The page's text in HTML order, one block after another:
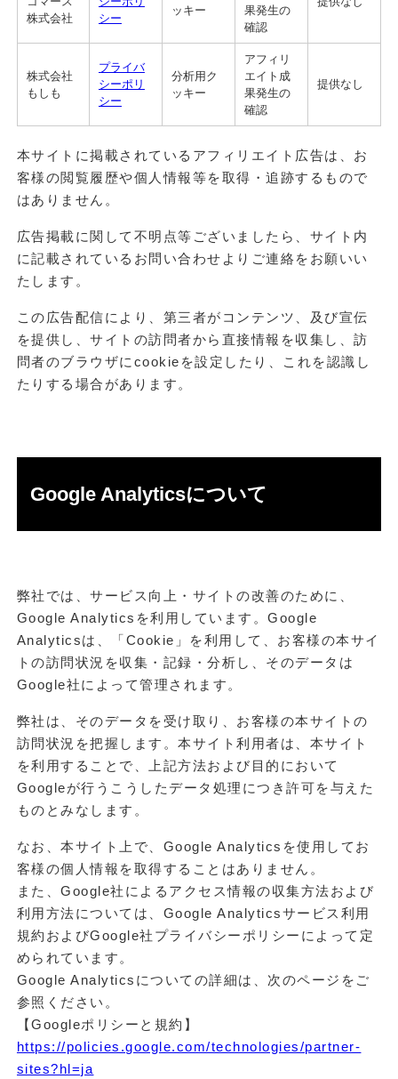
株式会社
シー
ッキー
果発生の
確認
株式会社
もしも
プライバ
シーポリ
シー
分析用ク
ッキー
アフィリ
エイト成
果発生の
確認
提供なし
本サイトに掲載されているアフィリエイト広告は、お
客様の閲覧履歴や個人情報等を取得・追跡するもので
はありません。
広告掲載に関して不明点等ございましたら、サイト内
に記載されているお問い合わせよりご連絡をお願いい
たします。
この広告配信により、第三者がコンテンツ、及び宣伝
を提供し、サイトの訪問者から直接情報を収集し、訪
問者のブラウザにcookieを設定したり、これを認識し
たりする場合があります。
Google Analyticsについて
弊社では、サービス向上・サイトの改善のために、
Google Analyticsを利用しています。Google
Analyticsは、「Cookie」を利用して、お客様の本サイ
トの訪問状況を収集・記録・分析し、そのデータは
Google社によって管理されます。
弊社は、そのデータを受け取り、お客様の本サイトの
訪問状況を把握します。本サイト利用者は、本サイト
を利用することで、上記方法および目的において
Googleが行うこうしたデータ処理につき許可を与えた
ものとみなします。
なお、本サイト上で、Google Analyticsを使用してお
客様の個人情報を取得することはありません。
また、Google社によるアクセス情報の収集方法および
利用方法については、Google Analyticsサービス利用
規約およびGoogle社プライバシーポリシーによって定
められています。
Google Analyticsについての詳細は、次のページをご
参照ください。
【Googleポリシーと規約】
https://policies.google.com/technologies/partner-
sites?hl=ja